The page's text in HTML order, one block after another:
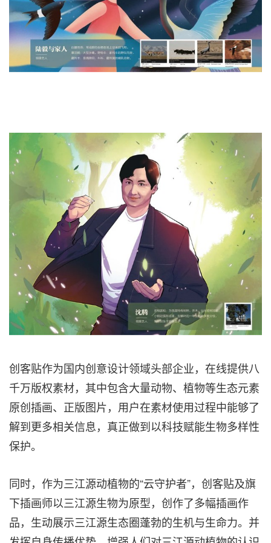
创客贴作为国内创意设计领域头部企业，在线提供八
千万版权素材，其中包含大量动物、植物等生态元素
原创插画、正版图片，用户在素材使用过程中能够了
解到更多相关信息，真正做到以科技赋能生物多样性
保护。
同时，作为三江源动植物的“云守护者”，创客贴及旗
下插画师以三江源生物为原型，创作了多幅插画作
品，生动展示三江源生态圈蓬勃的生机与生命力。并